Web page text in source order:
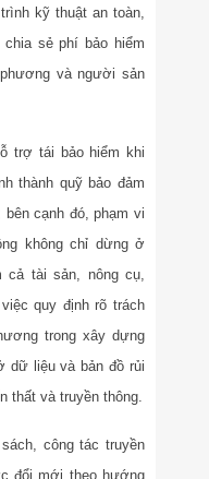
kỹ thuật an toàn,
sẻ phí bảo hiểm
và người sản
trợ tái bảo hiểm khi
thành quỹ bảo đảm
cạnh đó, phạm vi
không chỉ dừng ở
cả tài sản, nông cụ,
quy định rõ trách
trong xây dựng
dữ liệu và bản đồ rủi
thất và truyền thông.
công tác truyền
đổi mới theo hướng